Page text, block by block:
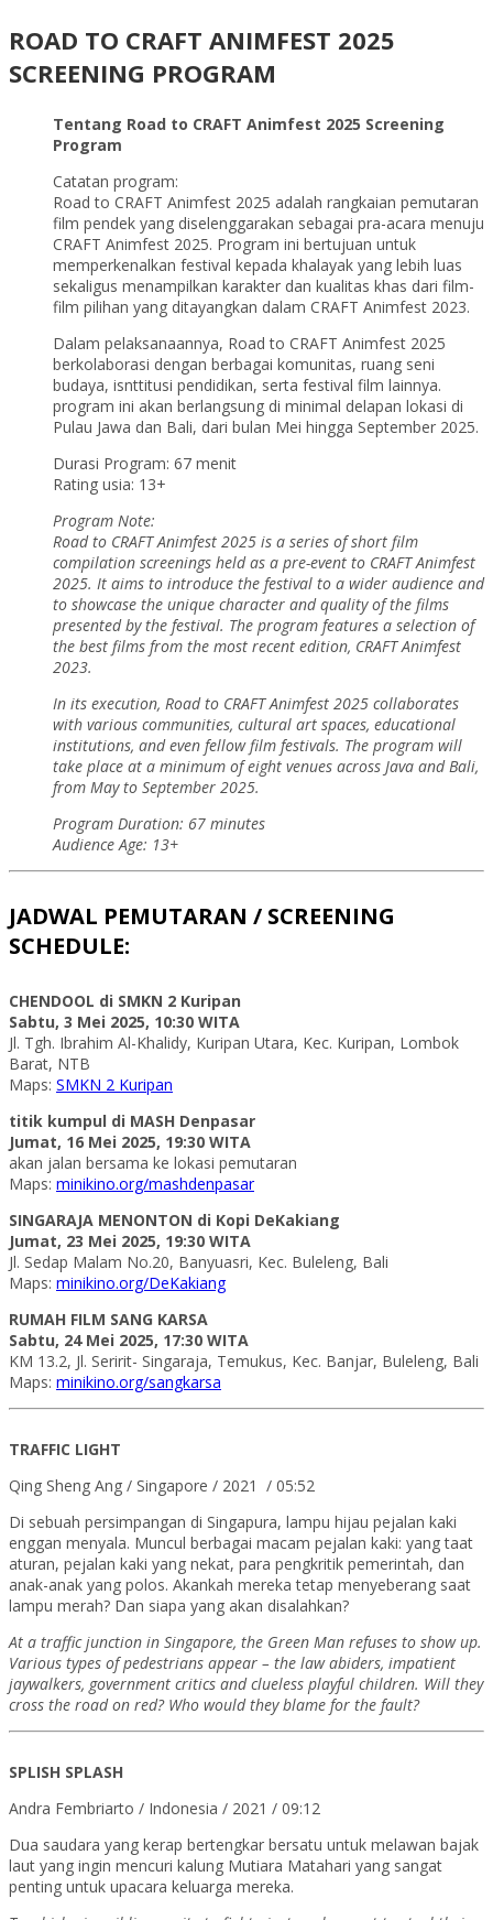
ROAD TO CRAFT ANIMFEST 2025
SCREENING PROGRAM
Tentang Road to CRAFT Animfest 2025 Screening
Program
Catatan program:
Road to CRAFT Animfest 2025 adalah rangkaian pemutaran
film pendek yang diselenggarakan sebagai pra-acara menuju
CRAFT Animfest 2025. Program ini bertujuan untuk
memperkenalkan festival kepada khalayak yang lebih luas
sekaligus menampilkan karakter dan kualitas khas dari film-
film pilihan yang ditayangkan dalam CRAFT Animfest 2023.
Dalam pelaksanaannya, Road to CRAFT Animfest 2025
berkolaborasi dengan berbagai komunitas, ruang seni
budaya, isnttitusi pendidikan, serta festival film lainnya.
program ini akan berlangsung di minimal delapan lokasi di
Pulau Jawa dan Bali, dari bulan Mei hingga September 2025.
Durasi Program: 67 menit
Rating usia: 13+
Program Note:
Road to CRAFT Animfest 2025 is a series of short film
compilation screenings held as a pre-event to CRAFT Animfest
2025. It aims to introduce the festival to a wider audience and
to showcase the unique character and quality of the films
presented by the festival. The program features a selection of
the best films from the most recent edition, CRAFT Animfest
2023.
In its execution, Road to CRAFT Animfest 2025 collaborates
with various communities, cultural art spaces, educational
institutions, and even fellow film festivals. The program will
take place at a minimum of eight venues across Java and Bali,
from May to September 2025.
Program Duration: 67 minutes
Audience Age: 13+
JADWAL PEMUTARAN / SCREENING
SCHEDULE:
CHENDOOL di SMKN 2 Kuripan
Sabtu, 3 Mei 2025, 10:30 WITA
Jl. Tgh. Ibrahim Al-Khalidy, Kuripan Utara, Kec. Kuripan, Lombok
Barat, NTB
Maps: SMKN 2 Kuripan
titik kumpul di MASH Denpasar
Jumat, 16 Mei 2025, 19:30 WITA
akan jalan bersama ke lokasi pemutaran
Maps: minikino.org/mashdenpasar
SINGARAJA MENONTON di Kopi DeKakiang
Jumat, 23 Mei 2025, 19:30 WITA
Jl. Sedap Malam No.20, Banyuasri, Kec. Buleleng, Bali
Maps: minikino.org/DeKakiang
RUMAH FILM SANG KARSA
Sabtu, 24 Mei 2025, 17:30 WITA
KM 13.2, Jl. Seririt- Singaraja, Temukus, Kec. Banjar, Buleleng, Bali
Maps: minikino.org/sangkarsa
TRAFFIC LIGHT
Qing Sheng Ang / Singapore / 2021 / 05:52
Di sebuah persimpangan di Singapura, lampu hijau pejalan kaki
enggan menyala. Muncul berbagai macam pejalan kaki: yang taat
aturan, pejalan kaki yang nekat, para pengkritik pemerintah, dan
anak-anak yang polos. Akankah mereka tetap menyeberang saat
lampu merah? Dan siapa yang akan disalahkan?
At a traffic junction in Singapore, the Green Man refuses to show up.
Various types of pedestrians appear – the law abiders, impatient
jaywalkers, government critics and clueless playful children. Will they
cross the road on red? Who would they blame for the fault?
SPLISH SPLASH
Andra Fembriarto / Indonesia / 2021 / 09:12
Dua saudara yang kerap bertengkar bersatu untuk melawan bajak
laut yang ingin mencuri kalung Mutiara Matahari yang sangat
penting untuk upacara keluarga mereka.